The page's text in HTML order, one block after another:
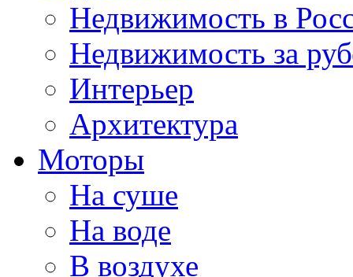
Недвижимость в
Недвижимость за
Интерьер
Архитектура
Моторы
На суше
На воде
В воздухе